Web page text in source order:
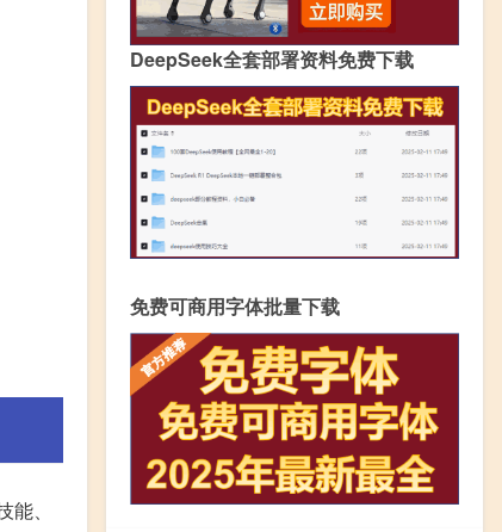
、
DeepSeek全套部署资料免费下载
免费可商用字体批量下载